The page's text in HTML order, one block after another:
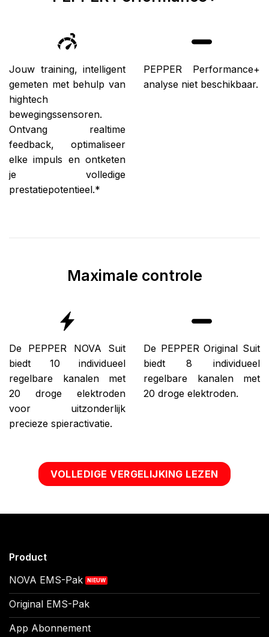
Jouw training, intelligent
gemeten met behulp van
hightech
bewegingssensoren.
Ontvang realtime
feedback, optimaliseer
elke impuls en ontketen
je volledige
prestatiepotentieel.*
PEPPER Performance+
analyse niet beschikbaar.
Maximale controle
De PEPPER NOVA Suit
biedt 10 individueel
regelbare kanalen met
20 droge elektroden
voor uitzonderlijk
precieze spieractivatie.
De PEPPER Original Suit
biedt 8 individueel
regelbare kanalen met
20 droge elektroden.
VOLLEDIGE VERGELIJKING LEZEN
Product
NOVA EMS-Pak
Original EMS-Pak
App Abonnement